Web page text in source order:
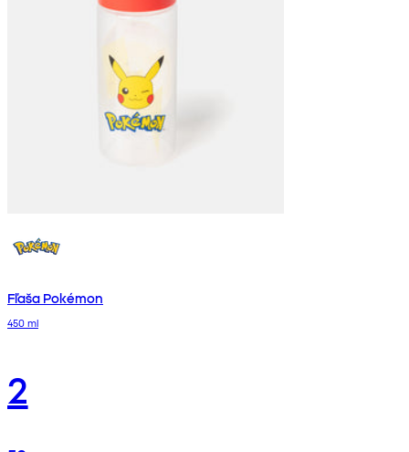
Fľaša Pokémon
450 ml
2